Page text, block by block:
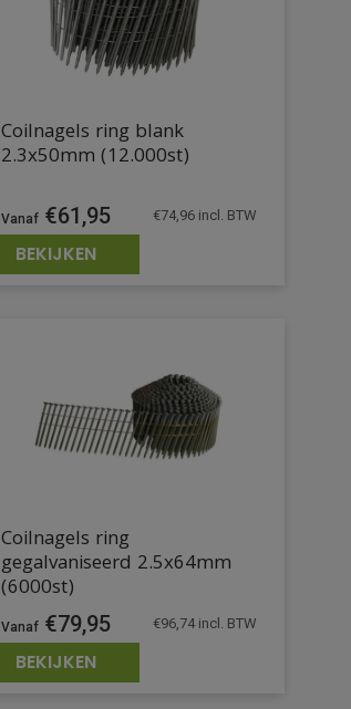
Coilnagels ring blank
2.3x50mm (12.000st)
€61,95 €74,96incl. BTW
BEKIJKEN
Coilnagels ring
gegalvaniseerd 2.5x64mm
(6000st)
€79,95 €96,74incl. BTW
BEKIJKEN